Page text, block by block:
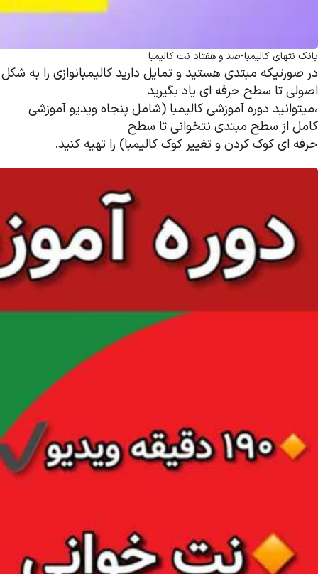
بانک نتهای کالیمبا-صد و هفتاد نت کالیمبا
در صورتیکه مبتدی هستید و تمایل دارید کالیمبانوازی را به شکل
اصولی تا سطح حرفه ای یاد بگیرید
،میتوانید دوره آموزشی کالیمبا (شامل پنجاه ویدیو آموزشی
کامل از سطح مبتدی نتخوانی تا سطح
حرفه ای کوک کردن و تغییر کوک کالیمبا) را تهیه کنید.